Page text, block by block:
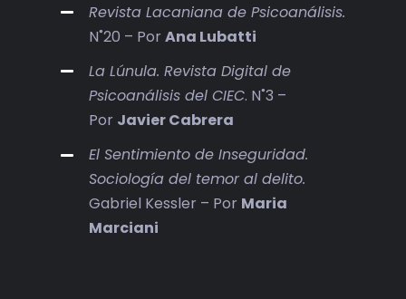
Revista Lacaniana de Psicoanálisis.
N˚20 – PorAna Lubatti
La Lúnula. Revista Digital de
Psicoanálisis del CIEC. N˚3 –
Por Javier Cabrera
El Sentimiento de Inseguridad.
Sociología del temor al delito.
Gabriel Kessler – Por Maria
Marciani